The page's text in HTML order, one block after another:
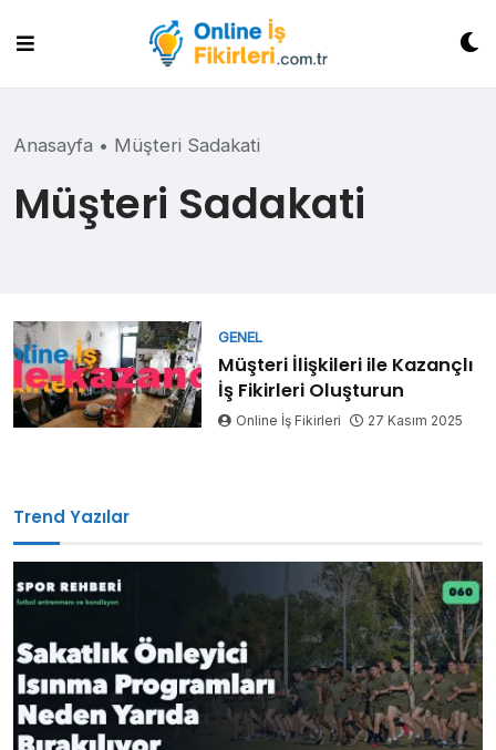
content
Anasayfa • Müşteri Sadakati
Müşteri Sadakati
GENEL
Müşteri İlişkileri ile Kazançlı
İş Fikirleri Oluşturun
Online İş Fikirleri 27 Kasım 2025
Trend Yazılar